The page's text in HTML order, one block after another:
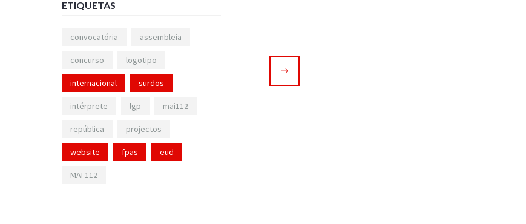
ETIQUETAS
convocatória assembleia
concurso logotipo
internacional surdos
intérprete lgp mai112
república projectos
website fpas eud
MAI 112